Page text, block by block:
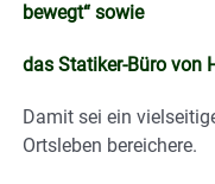
bewegt“ sowie
das Statiker-Büro von
Damit sei ein
Ortsleben bereichere.